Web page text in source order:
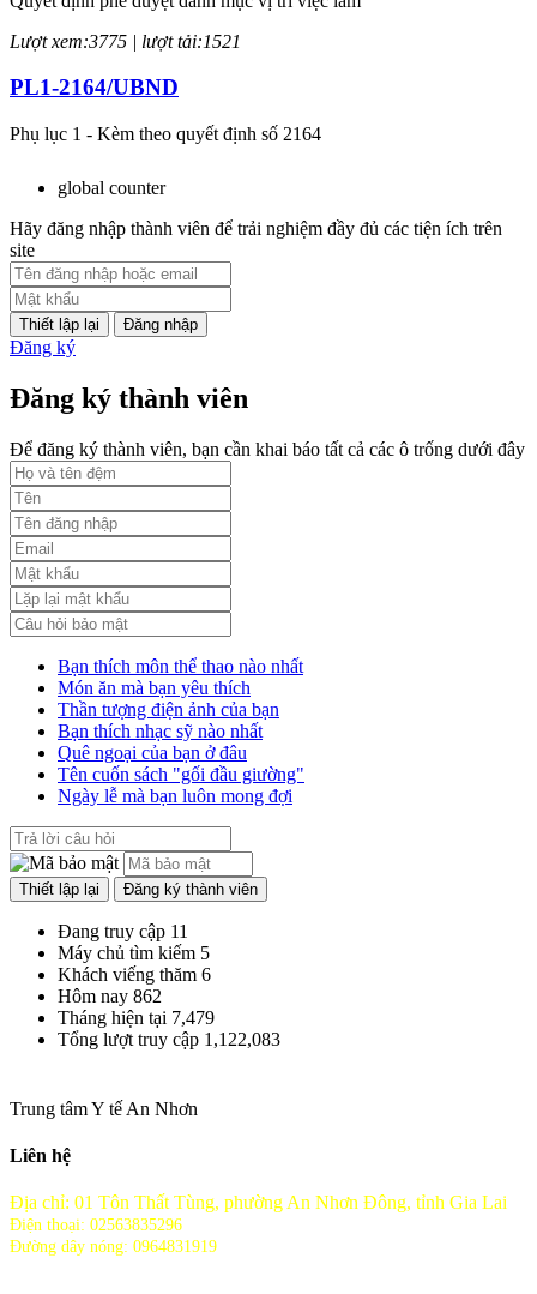
Lượt xem:3775 | lượt tải:1521
PL1-2164/UBND
Phụ lục 1 - Kèm theo quyết định số 2164
PL2-2164/UBND
Phụ lục 2 - Kèm theo quyết định số 2164
Lượt xem:2000 | lượt tải:1060
PL3-2164/UBND
Phụ lục 3 - Kèm theo quyết định số 2164
Lượt xem:2010 | lượt tải:1159
52/2019/QH14
Luật sửa đổi, bổ sung một số điều của luật cán bộ, công chức. luật
công chức
Lượt xem:1785 | lượt tải:546
global counter
Hãy đăng nhập thành viên để trải nghiệm đầy đủ các tiện ích trên
site
Đăng nhập
Đăng ký
Đăng ký thành viên
Để đăng ký thành viên, bạn cần khai báo tất cả các ô trống dưới đây
Bạn thích môn thể thao nào nhất
Món ăn mà bạn yêu thích
Thần tượng điện ảnh của bạn
Bạn thích nhạc sỹ nào nhất
Quê ngoại của bạn ở đâu
Tên cuốn sách "gối đầu giường"
Ngày lễ mà bạn luôn mong đợi
Đang truy cập 11
Máy chủ tìm kiếm 5
Khách viếng thăm 6
Hôm nay 862
Tháng hiện tại 7,479
Tổng lượt truy cập 1,122,083
Trung tâm Y tế An Nhơn
Liên hệ
Địa chỉ: 01 Tôn Thất Tùng, phường An Nhơn Đông, tỉnh Gia Lai
Điện thoại: 02563835296
Đường dây nóng: 0964831919